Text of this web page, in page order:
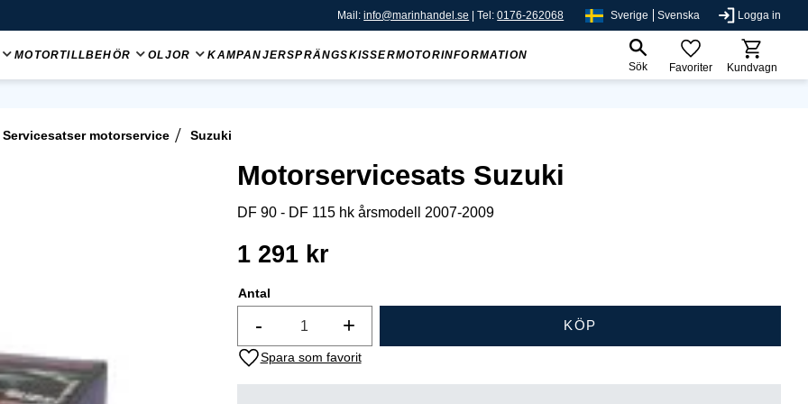
Mail:info@marinhandel.se | Tel:0176-262068 Sverige Svenska Logga in
MOTORTILLBEHÖR OLJOR KAMPANJERSPRÄNGSKISSERMOTORINFORMATION
Sök
Favoriter Kundvagn
Servicesatser motorservice Suzuki
Motorservicesats Suzuki
DF 90 - DF 115 hk årsmodell 2007-2009
1 291kr
Antal
+
- KÖP
Lägg till i favoriter